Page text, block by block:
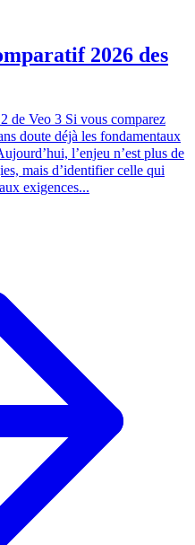
2026 des
de Veo 3 Si vous comparez
doute déjà les fondamentaux
l’enjeu n’est plus de
mais d’identifier celle qui
exigences...